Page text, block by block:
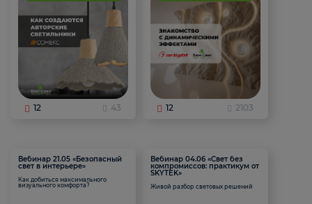
12 43 12 2103
Вебинар 21.05 «Безопасный
свет в интерьере»
Как добиться максимального
визуального комфорта?
Вебинар 04.06 «Свет без
компромиссов: практикум от
SKYTEK»
Живой разбор световых решений